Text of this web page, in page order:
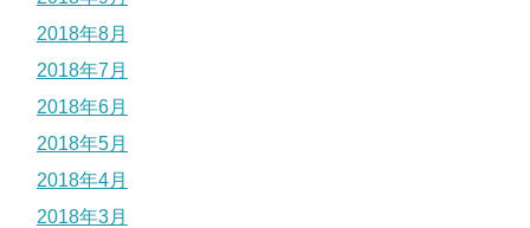
2018年8月
2018年7月
2018年6月
2018年5月
2018年4月
2018年3月